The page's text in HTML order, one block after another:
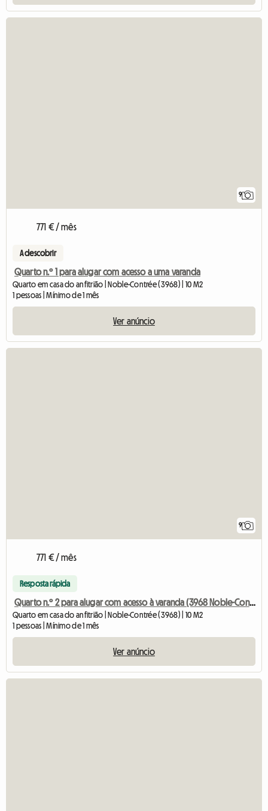
9
771 € / mês
A descobrir
Quarto n.º 1 para alugar com acesso a uma varanda
Quarto em casa do anfitrião | Noble-Contrée (3968) | 10 M2
1 pessoas | Mínimo de 1 mês
Ver anúncio
9
771 € / mês
Resposta rápida
Quarto n.º 2 para alugar com acesso à varanda (3968 Noble-Contré
Quarto em casa do anfitrião | Noble-Contrée (3968) | 10 M2
1 pessoas | Mínimo de 1 mês
Ver anúncio